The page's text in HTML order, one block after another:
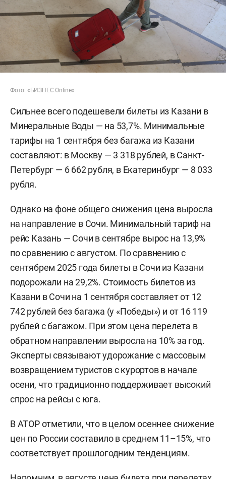
Фото: «БИЗНЕС Online»
Сильнее всего подешевели билеты из Казани в
Минеральные Воды — на 53,7%. Минимальные
тарифы на 1 сентября без багажа из Казани
составляют: в Москву — 3 318 рублей, в Санкт-
Петербург — 6 662 рубля, в Екатеринбург — 8 033
рубля.
Однако на фоне общего снижения цена выросла
на направление в Сочи. Минимальный тариф на
рейс Казань — Сочи в сентябре вырос на 13,9%
по сравнению с августом. По сравнению с
сентябрем 2025 года билеты в Сочи из Казани
подорожали на 29,2%. Стоимость билетов из
Казани в Сочи на 1 сентября составляет от 12
742 рублей без багажа (у «Победы») и от 16 119
рублей с багажом. При этом цена перелета в
обратном направлении выросла на 10% за год.
Эксперты связывают удорожание с массовым
возвращением туристов с курортов в начале
осени, что традиционно поддерживает высокий
спрос на рейсы с юга.
В АТОР отметили, что в целом осеннее снижение
цен по России составило в среднем 11–15%, что
соответствует прошлогодним тенденциям.